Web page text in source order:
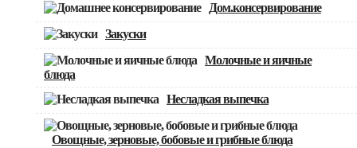
Дом.консервирование
Закуски
Молочные и яичные
блюда
Несладкая выпечка
Овощные, зерновые, бобовые и грибные блюда